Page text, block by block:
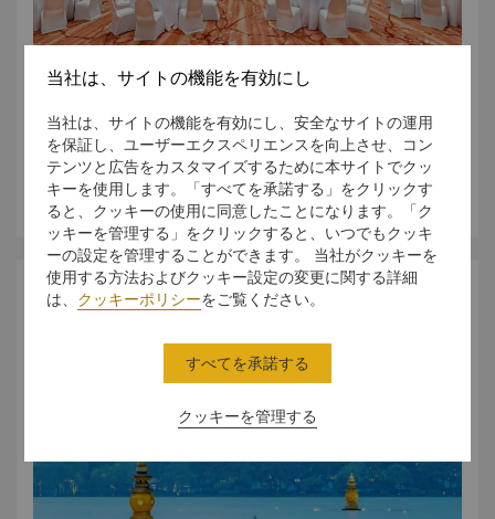
お問合せ・見積もり内容に沿ったイベントプランをご提案い
たします。
さらに詳しく
オファー
当社は、サイトの機能を有効にし
当社は、サイトの機能を有効にし、安全なサイトの運用
を保証し、ユーザーエクスペリエンスを向上させ、コン
テンツと広告をカスタマイズするために本サイトでクッ
キーを使用します。「すべてを承諾する」をクリックす
ると、クッキーの使用に同意したことになります。「ク
ッキーを管理する」をクリックすると、いつでもクッキ
ーの設定を管理することができます。 当社がクッキーを
使用する方法およびクッキー設定の変更に関する詳細
は、 クッキーポリシーをご覧ください。
クッキーを管理する
すべてを承諾する